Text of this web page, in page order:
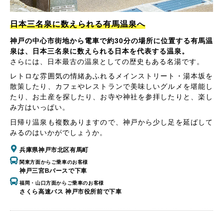
日本三名泉に数えられる有馬温泉へ
神戸の中心市街地から電車で約30分の場所に位置する有馬温
泉は、日本三名泉に数えられる日本を代表する温泉。
さらには、日本最古の温泉としての歴史もある名湯です。
レトロな雰囲気の情緒あふれるメインストリート・湯本坂を
散策したり、カフェやレストランで美味しいグルメを堪能し
たり、お土産を探したり、お寺や神社を参拝したりと、楽し
み方はいっぱい。
日帰り温泉も複数ありますので、神戸から少し足を延ばして
みるのはいかがでしょうか。
兵庫県神戸市北区有馬町
関東方面からご乗車のお客様
神戸三宮Bバースで下車
福岡・山口方面からご乗車のお客様
さくら高速バス 神戸市役所前で下車